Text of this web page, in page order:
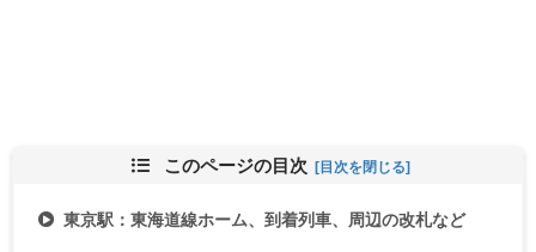
このページの目次
東京駅：東海道線ホーム、到着列車、周辺の改札など